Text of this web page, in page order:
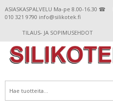
ASIASKASPALVELU Ma-pe 8.00-16.30 ☎
010 321 9790 info@silikotek.fi
TILAUS- JA SOPIMUSEHDOT